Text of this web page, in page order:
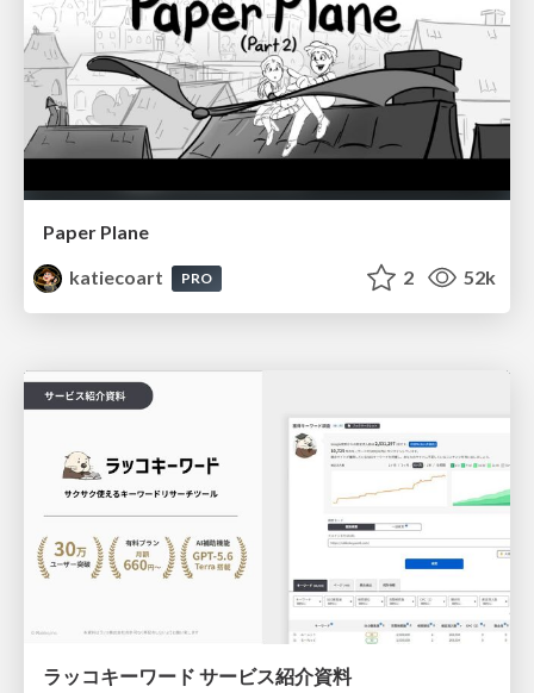
Paper Plane
katiecoart
PRO 2 52k
ラッコキーワード サービス紹介資料